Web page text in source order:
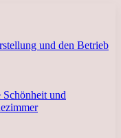
und den Betrieb
Schönheit und